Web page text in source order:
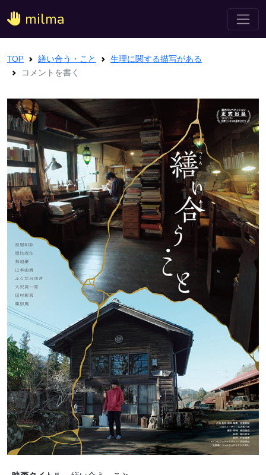
milma
TOP 繕い合う・こと
生理に関する描写がある
コメントを書く